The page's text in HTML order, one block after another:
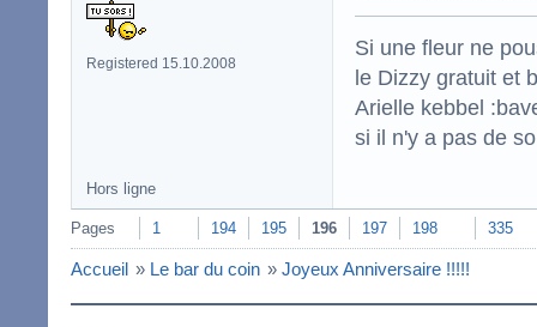
Registered 15.10.2008
Si une fleur ne
le Dizzy gratuit et
Arielle kebbel
si il n'y a pas de
Hors ligne
Pages 1 194 195 196 197 198 335
Accueil » Le bar du coin » Joyeux Anniversaire !!!!!